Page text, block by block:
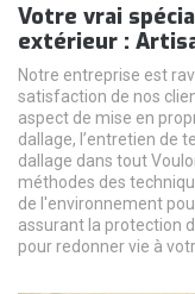
Votre vrai
extérieur :
Notre entreprise est
satisfaction de nos
aspect de mise en
dallage, l’entretien de
dallage dans tout
méthodes des
de l'environnement
assurant la protection
pour redonner vie à